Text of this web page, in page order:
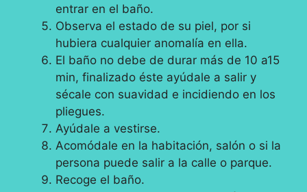
entrar en el baño.
Observa el estado de su piel, por si
hubiera cualquier anomalía en ella.
El baño no debe de durar más de 10 a15
min, finalizado éste ayúdale a salir y
sécale con suavidad e incidiendo en los
pliegues.
Ayúdale a vestirse.
Acomódale en la habitación, salón o si la
persona puede salir a la calle o parque.
Recoge el baño.